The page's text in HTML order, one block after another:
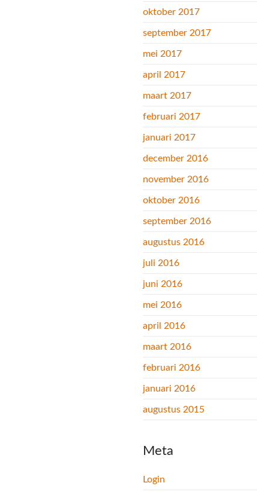
oktober 2017
september 2017
mei 2017
april 2017
maart 2017
februari 2017
januari 2017
december 2016
november 2016
oktober 2016
september 2016
augustus 2016
juli 2016
juni 2016
mei 2016
april 2016
maart 2016
februari 2016
januari 2016
augustus 2015
Meta
Login